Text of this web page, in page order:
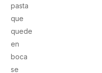
pasta
que
quede
en
boca
se